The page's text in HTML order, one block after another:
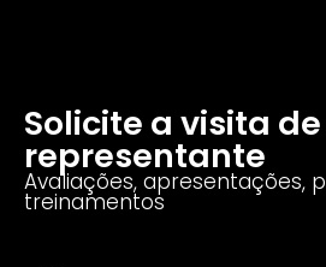
Solicite a visita
representante
Avaliações, apresentações,
treinamentos